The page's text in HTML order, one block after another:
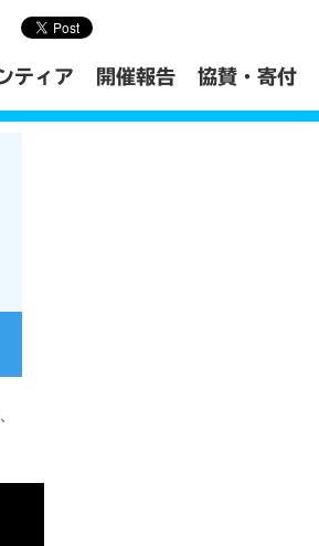
ティア 開催報告 協賛・寄付